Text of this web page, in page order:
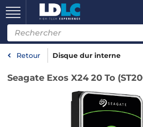
Retour Disque dur interne
Seagate Exos X24 20 To